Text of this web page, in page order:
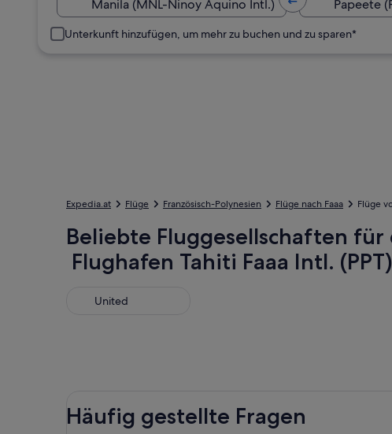
Unterkunft hinzufügen, um mehr zu buchen und zu sparen*
Expedia.at Flüge Französisch-Polynesien Flüge nach Faaa Flüge
Beliebte Fluggesellschaften
Flughafen Tahiti Faaa Intl. (PPT)
United
United
Häufig gestellte Fragen